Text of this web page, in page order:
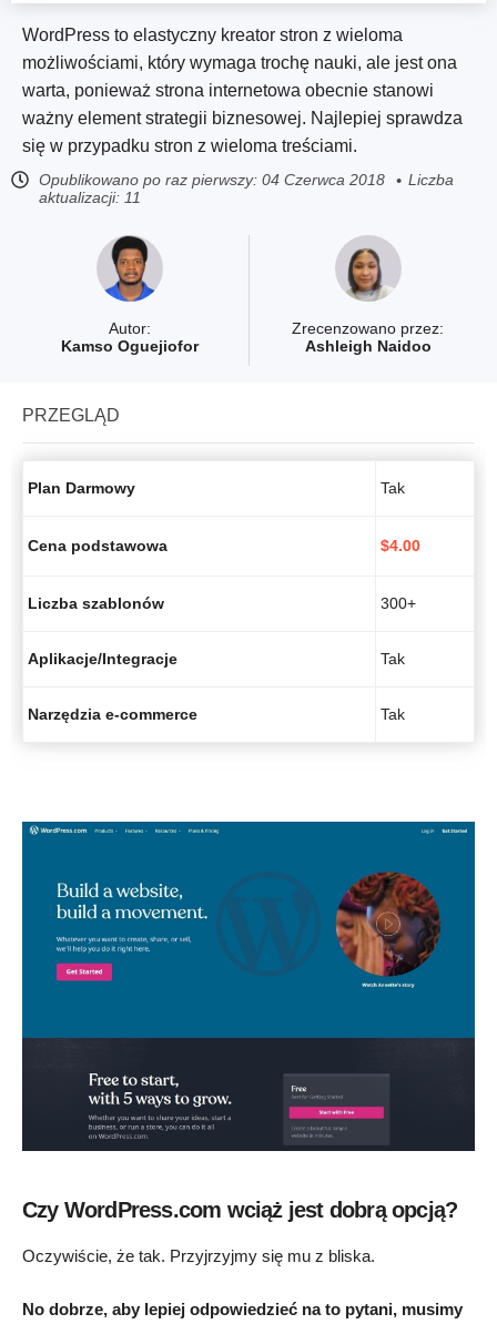
Zrecenzowano przez:
Ashleigh Naidoo
Autor:
Kamso Oguejiofor
WordPress to elastyczny kreator stron z wieloma
możliwościami, który wymaga trochę nauki, ale jest ona
warta, ponieważ strona internetowa obecnie stanowi
ważny element strategii biznesowej. Najlepiej sprawdza
się w przypadku stron z wieloma treściami.
Opublikowano po raz pierwszy: 04 Czerwca 2018
Liczba
aktualizacji: 11
PRZEGLĄD
Plan Darmowy Tak
Cena podstawowa $4.00
Liczba szablonów 300+
Aplikacje/Integracje Tak
Narzędzia e-commerce Tak
Czy WordPress.com wciąż jest dobrą opcją?
Oczywiście, że tak. Przyjrzyjmy się mu z bliska.
No dobrze, aby lepiej odpowiedzieć na to pytani, musimy